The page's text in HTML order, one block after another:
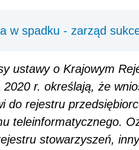
w spadku - zarząd
ustawy o Krajowym
r. określają, że
do rejestru
teleinformatycznego.
stowarzyszeń,